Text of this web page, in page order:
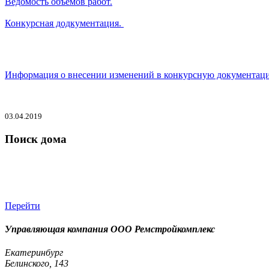
Конкурсная додкументация.
Информация о внесении изменений в конкурсную
03.04.2019
Поиск дома
Перейти
Управляющая компания ООО Ремстройкомплекс
Екатеринбург
Белинского, 143